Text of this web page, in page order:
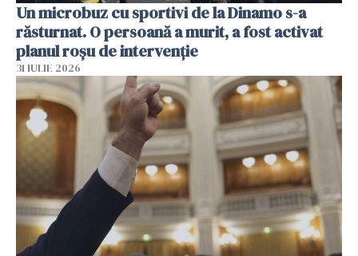
Un microbuz cu sportivi de la Dinamo s-a
răsturnat. O persoană a murit, a fost activat
planul roșu de intervenție
31 IULIE 2026